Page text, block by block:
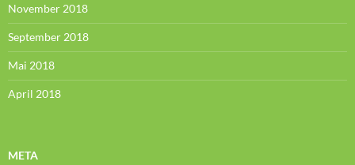
November 2018
September 2018
Mai 2018
April 2018
META